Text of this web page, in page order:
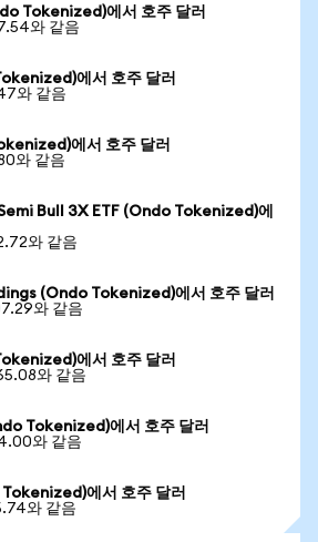
Tokenized)에서 호주 달러
와 같음
에서 호주 달러
와 같음
에서 호주 달러
와 같음
Bull 3X ETF (Ondo Tokenized)에
와 같음
(Ondo Tokenized)에서 호주 달러
와 같음
에서 호주 달러
와 같음
Tokenized)에서 호주 달러
와 같음
에서 호주 달러
와 같음